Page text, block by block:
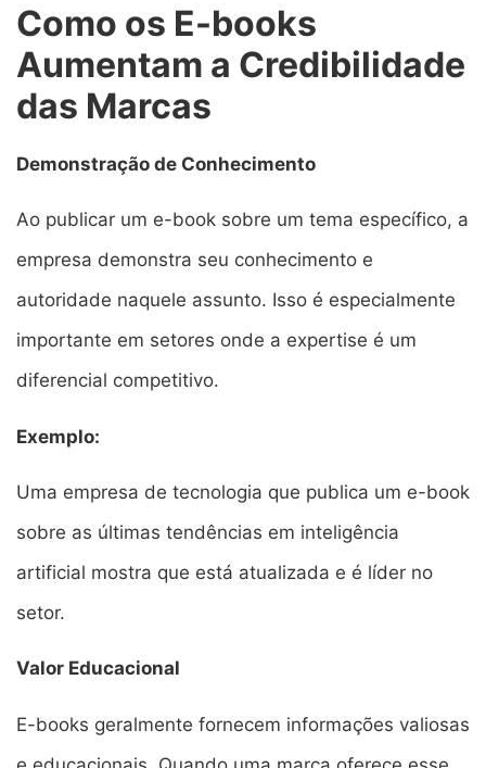
Como os E-books
Aumentam a Credibilidade
das Marcas
Demonstração de Conhecimento
Ao publicar um e-book sobre um tema específico, a
empresa demonstra seu conhecimento e
autoridade naquele assunto. Isso é especialmente
importante em setores onde a expertise é um
diferencial competitivo.
Exemplo:
Uma empresa de tecnologia que publica um e-book
sobre as últimas tendências em inteligência
artificial mostra que está atualizada e é líder no
setor.
Valor Educacional
E-books geralmente fornecem informações valiosas